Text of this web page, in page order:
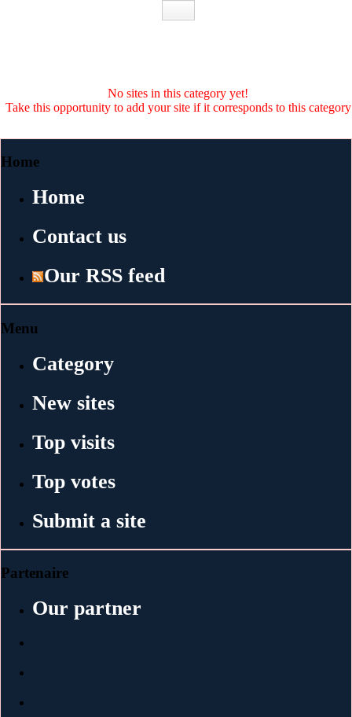
No sites in this category yet!
Take this opportunity to add your site if it corresponds to this category
Home
Home
Contact us
Our RSS feed
Menu
Category
New sites
Top visits
Top votes
Submit a site
Partenaire
Our partner